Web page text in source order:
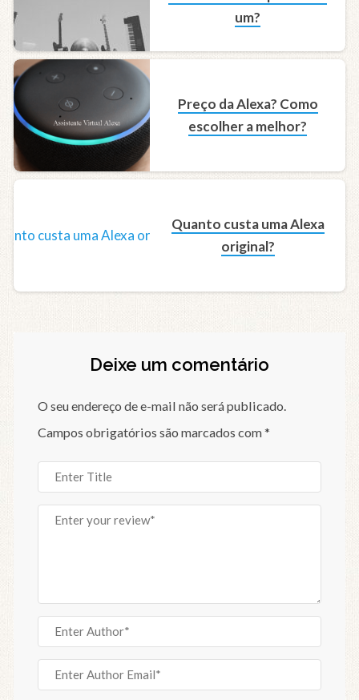
um?
Preço da Alexa? Como
escolher a melhor?
Quanto custa uma Alexa
original?
Deixe um comentário
O seu endereço de e-mail não será publicado.
Campos obrigatórios são marcados com*